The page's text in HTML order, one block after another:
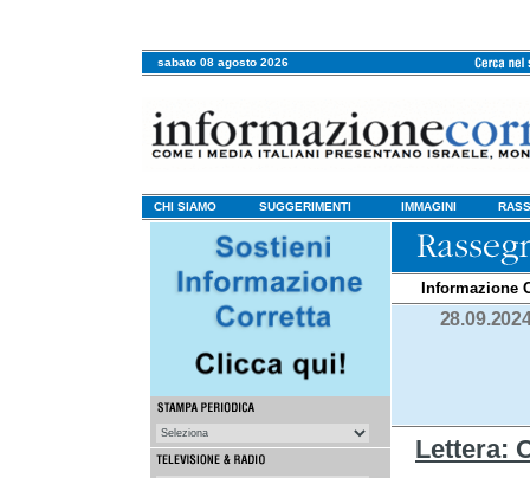
sabato 08 agosto 2026
CHI SIAMO SUGGERIMENTI IMMAGINI
Informazione
Lettera: